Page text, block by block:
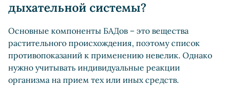
дыхательной системы?
Основные компоненты БАДов – это вещества
растительного происхождения, поэтому список
противопоказаний к применению невелик. Однако
нужно учитывать индивидуальные реакции
организма на прием тех или иных средств.